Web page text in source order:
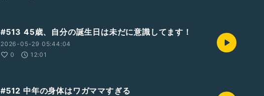
#513 45歳、自分の誕生日は未だに意識してます！
2026-05-29 05:44:04
0
12:01
#512 中年の身体はワガママすぎる